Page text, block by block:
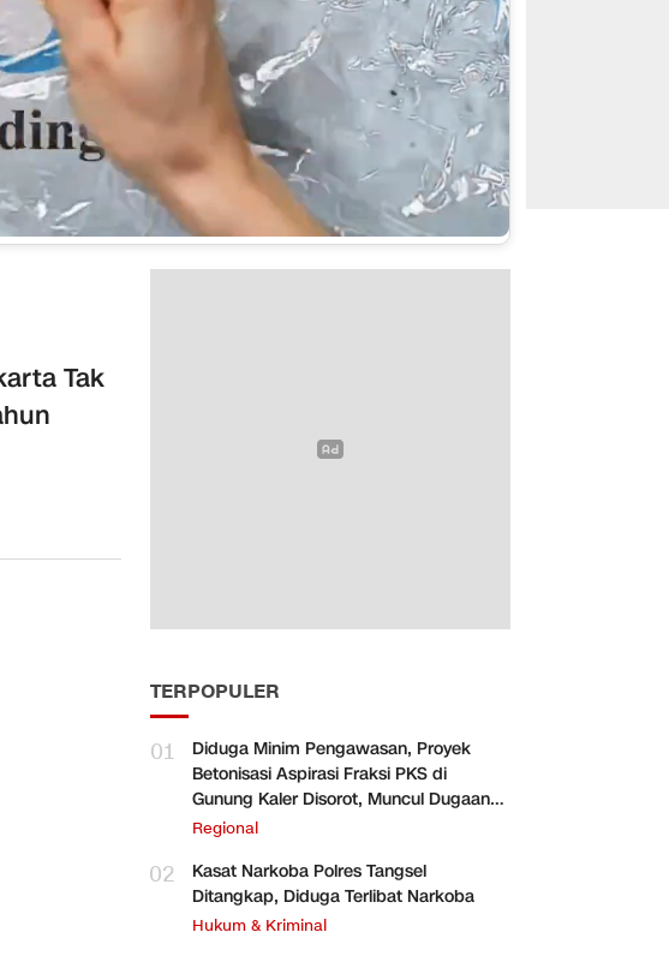
Tak
TERPOPULER
01
Diduga Minim Pengawasan, Proyek
Betonisasi Aspirasi Fraksi PKS di
Gunung Kaler Disorot, Muncul Dugaan
Pengurangan Volume
Regional
02
Kasat Narkoba Polres Tangsel
Ditangkap, Diduga Terlibat Narkoba
Hukum & Kriminal